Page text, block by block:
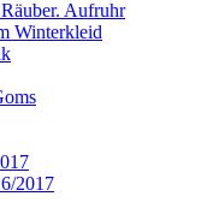
Aufruhr
Winterkleid
2017